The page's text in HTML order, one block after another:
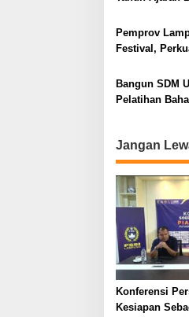
Pemprov
Festival,
Bangun SDM
Pelatihan
Jangan
Konferensi
Kesiapan